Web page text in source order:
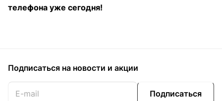
телефона уже сегодня!
Подписаться на новости и акции
Подписаться